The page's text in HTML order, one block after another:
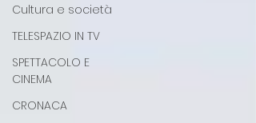
Cultura e società
TELESPAZIO IN TV
SPETTACOLO E
CINEMA
CRONACA